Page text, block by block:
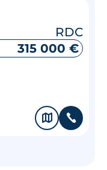
🗞 📞
RDC
315 000 €
🗞 📞